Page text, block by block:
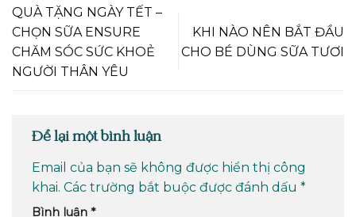
QUÀ TẶNG NGÀY TẾT –
CHỌN SỮA ENSURE
CHĂM SÓC SỨC KHOẺ
NGƯỜI THÂN YÊU
KHI NÀO NÊN BẮT ĐẦU
CHO BÉ DÙNG SỮA TƯƠI
Để lại một bình luận
Email của bạn sẽ không được hiển thị công
khai. Các trường bắt buộc được đánh dấu *
Bình luận *